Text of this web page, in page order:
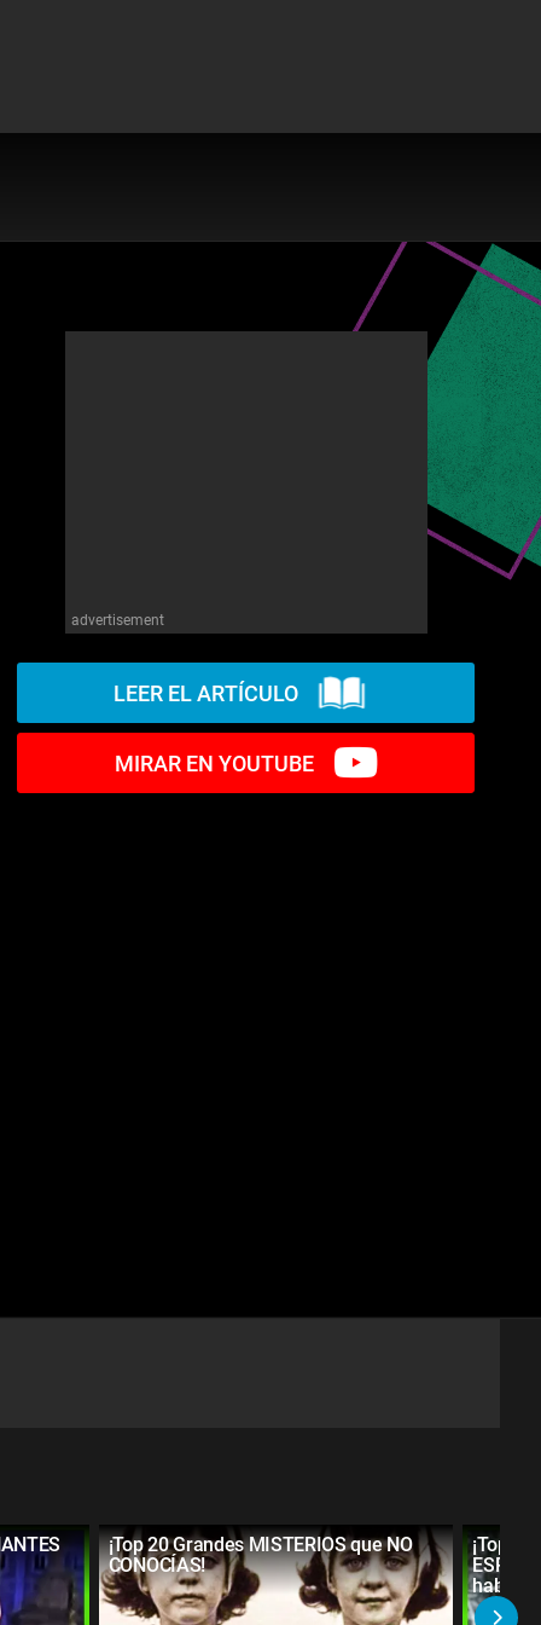
advertisement
LEER EL ARTÍCULO
MIRAR EN YOUTUBE
¡Top 20 Grandes MISTERIOS que NO
CONOCÍAS!
¡Top
habías